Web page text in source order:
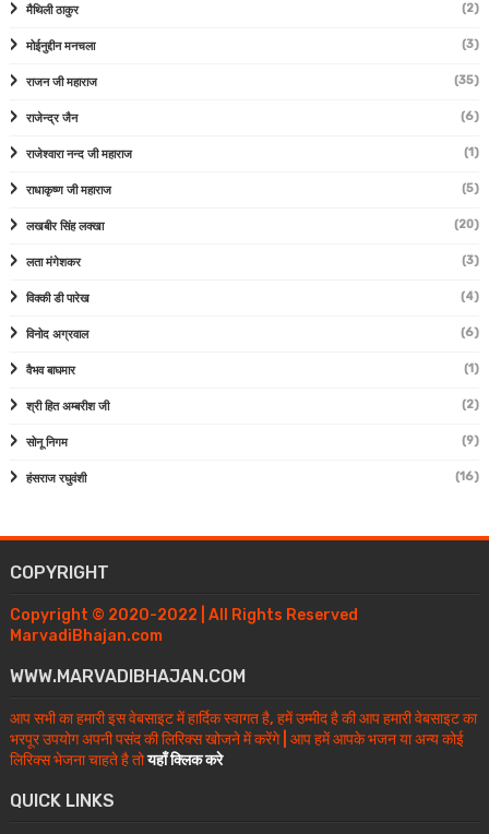
मैथिली ठाकुर (2)
मोईनुद्दीन मनचला (3)
राजन जी महाराज (35)
राजेन्द्र जैन (6)
राजेश्वारा नन्द जी महाराज (1)
राधाकृष्ण जी महाराज (5)
लखबीर सिंह लक्खा (20)
लता मंगेशकर (3)
विक्की डी पारेख (4)
विनोद अग्रवाल (6)
वैभव बाघमार (1)
श्री हित अम्बरीश जी (2)
सोनू निगम (9)
हंसराज रघुवंशी (16)
COPYRIGHT
Copyright © 2020-2022 | All Rights Reserved
MarvadiBhajan.com
WWW.MARVADIBHAJAN.COM
आप सभी का हमारी इस वेबसाइट में हार्दिक स्वागत है, हमें उम्मीद है की आप हमारी वेबसाइट का
भरपूर उपयोग अपनी पसंद की लिरिक्स खोजने में करेंगे | आप हमें आपके भजन या अन्य कोई
लिरिक्स भेजना चाहते है तोयहाँ क्लिक करे
QUICK LINKS